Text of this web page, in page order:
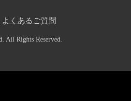
よくあるご質問
All Rights Reserved.